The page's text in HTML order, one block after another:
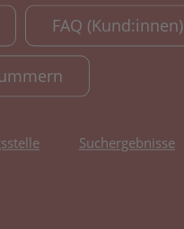
FAQ (Kund:innen)
Suchergebnisse